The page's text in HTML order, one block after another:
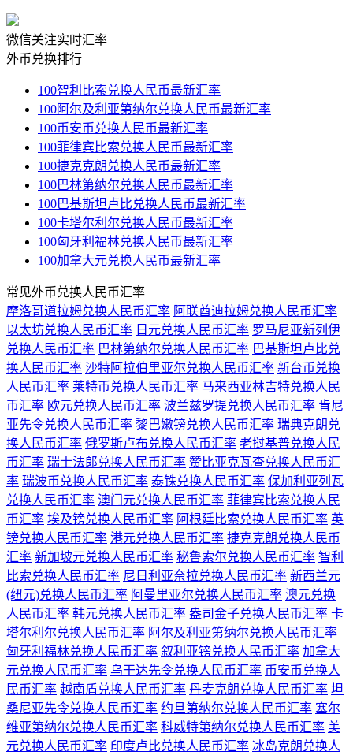
微信关注实时汇率
外币兑换排行
100智利比索兑换人民币最新汇率
100阿尔及利亚第纳尔兑换人民币最新汇率
100币安币兑换人民币最新汇率
100菲律宾比索兑换人民币最新汇率
100捷克克朗兑换人民币最新汇率
100巴林第纳尔兑换人民币最新汇率
100巴基斯坦卢比兑换人民币最新汇率
100卡塔尔利尔兑换人民币最新汇率
100匈牙利福林兑换人民币最新汇率
100加拿大元兑换人民币最新汇率
常见外币兑换人民币汇率
摩洛哥道拉姆兑换人民币汇率 阿联酋迪拉姆兑换人民币汇率
以太坊兑换人民币汇率 日元兑换人民币汇率 罗马尼亚新列伊
兑换人民币汇率 巴林第纳尔兑换人民币汇率 巴基斯坦卢比兑
换人民币汇率 沙特阿拉伯里亚尔兑换人民币汇率 新台币兑换
人民币汇率 莱特币兑换人民币汇率 马来西亚林吉特兑换人民
币汇率 欧元兑换人民币汇率 波兰兹罗提兑换人民币汇率 肯尼
亚先令兑换人民币汇率 黎巴嫩镑兑换人民币汇率 瑞典克朗兑
换人民币汇率 俄罗斯卢布兑换人民币汇率 老挝基普兑换人民
币汇率 瑞士法郎兑换人民币汇率 赞比亚克瓦查兑换人民币汇
率 瑞波币兑换人民币汇率 泰铢兑换人民币汇率 保加利亚列瓦
兑换人民币汇率 澳门元兑换人民币汇率 菲律宾比索兑换人民
币汇率 埃及镑兑换人民币汇率 阿根廷比索兑换人民币汇率 英
镑兑换人民币汇率 港元兑换人民币汇率 捷克克朗兑换人民币
汇率 新加坡元兑换人民币汇率 秘鲁索尔兑换人民币汇率 智利
比索兑换人民币汇率 尼日利亚奈拉兑换人民币汇率 新西兰元
(纽元)兑换人民币汇率 阿曼里亚尔兑换人民币汇率 澳元兑换
人民币汇率 韩元兑换人民币汇率 盎司金子兑换人民币汇率 卡
塔尔利尔兑换人民币汇率 阿尔及利亚第纳尔兑换人民币汇率
匈牙利福林兑换人民币汇率 叙利亚镑兑换人民币汇率 加拿大
元兑换人民币汇率 乌干达先令兑换人民币汇率 币安币兑换人
民币汇率 越南盾兑换人民币汇率 丹麦克朗兑换人民币汇率 坦
桑尼亚先令兑换人民币汇率 约旦第纳尔兑换人民币汇率 塞尔
维亚第纳尔兑换人民币汇率 科威特第纳尔兑换人民币汇率 美
元兑换人民币汇率 印度卢比兑换人民币汇率 冰岛克朗兑换人